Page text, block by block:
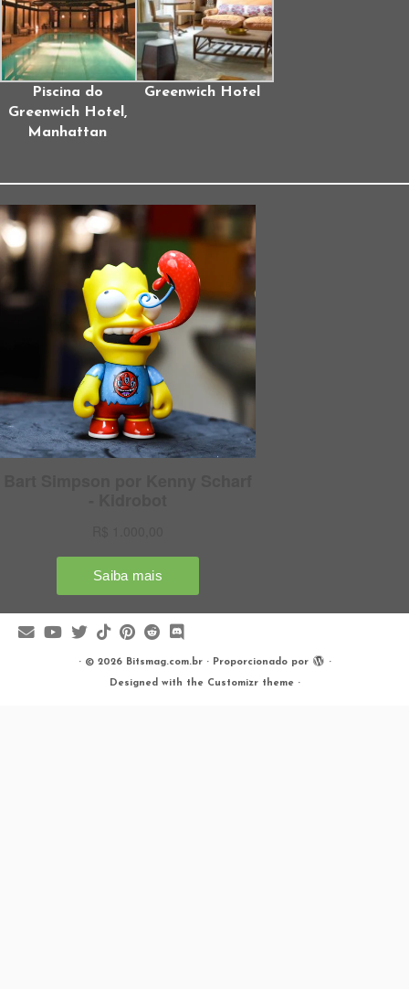
Piscina do
Greenwich Hotel,
Manhattan
Greenwich Hotel
· © 2026 Bitsmag.com.br· Proporcionado por ·
Designed with the Customizr theme ·